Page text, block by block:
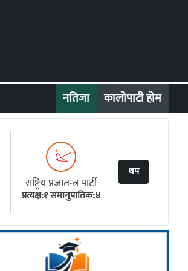
नतिजा कालोपाटी होम
राष्ट्रिय प्रजातन्त्र पार्टी
प्रत्यक्ष:१ समानुपातिक:४
थप